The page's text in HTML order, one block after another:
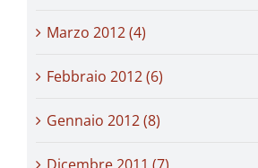
Marzo 2012 (4)
Febbraio 2012 (6)
Gennaio 2012 (8)